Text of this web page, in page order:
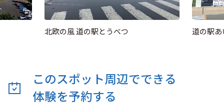
北欧の風 道の駅とうべつ 道の駅
このスポット周辺でできる
体験を予約する